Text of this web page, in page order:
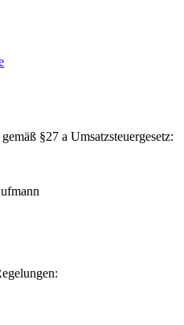
§27 a Umsatzsteuergesetz: